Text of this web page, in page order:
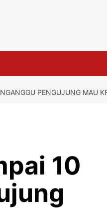
PENGUJUNG MAU
10